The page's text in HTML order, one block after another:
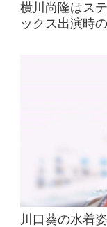
横川尚隆はス
ックス出演時
川口葵の水着